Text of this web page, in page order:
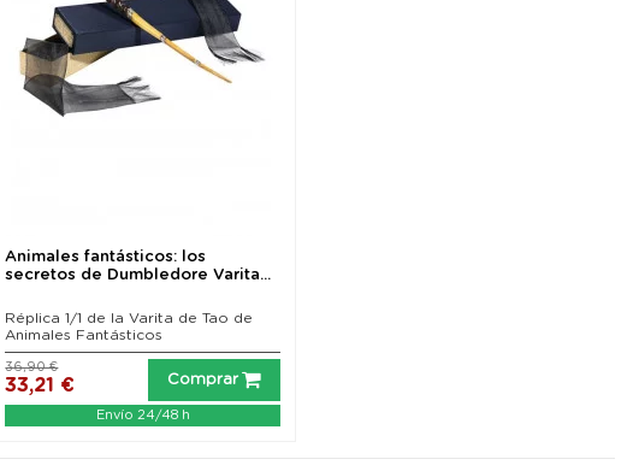
Animales fantásticos: los
secretos de Dumbledore Varita...
Réplica 1/1 de la Varita de Tao de
Animales Fantásticos
33,21 €
36,90 €
Comprar
Envío 24/48 h